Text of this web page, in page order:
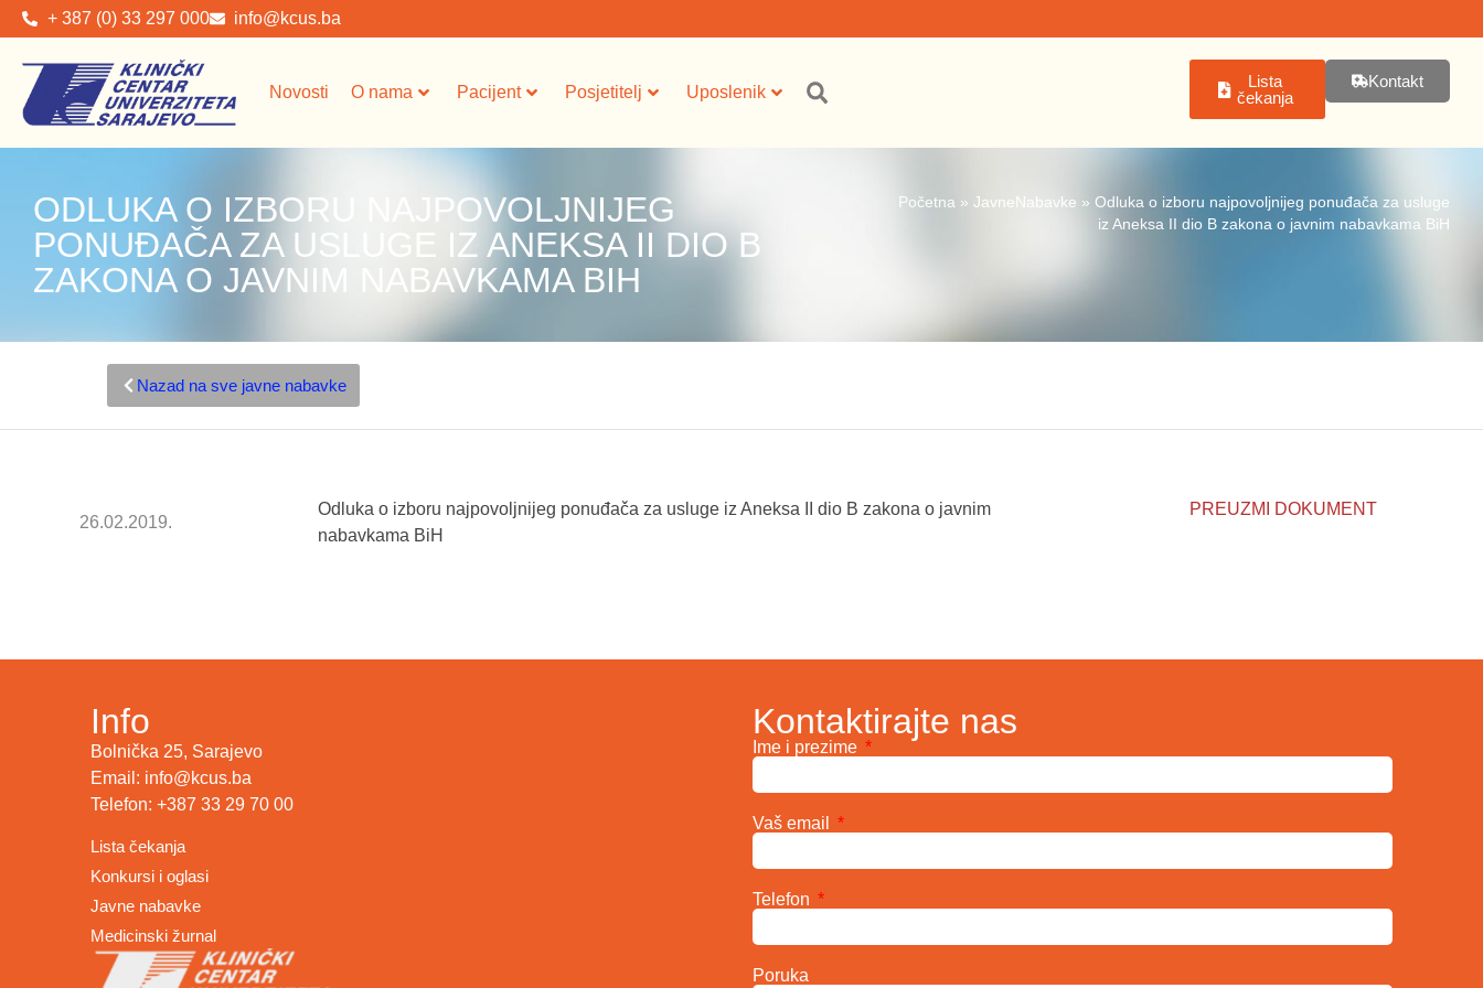
+ 387 (0) 33 297 000 info@kcus.ba
Novosti O nama Pacijent Posjetitelj Uposlenik
Lista
čekanja
Kontakt
ODLUKA O IZBORU NAJPOVOLJNIJEG
PONUĐAČA ZA USLUGE IZ ANEKSA II DIO B
ZAKONA O JAVNIM NABAVKAMA BIH
Početna» JavneNabavke » Odluka o izboru najpovoljnijeg ponuđača za usluge
iz Aneksa II dio B zakona o javnim nabavkama BiH
Nazad na sve javne nabavke
26.02.2019.
Odluka o izboru najpovoljnijeg ponuđača za usluge iz Aneksa II dio B zakona o javnim
nabavkama BiH
PREUZMI DOKUMENT
Info
Bolnička 25, Sarajevo
Email: info@kcus.ba
Telefon: +387 33 29 70 00
Lista čekanja
Konkursi i oglasi
Javne nabavke
Medicinski žurnal
Kontaktirajte nas
Ime i prezime
Vaš email
Telefon
Poruka